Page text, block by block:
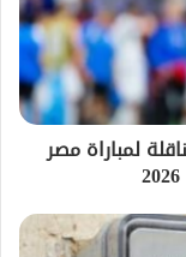
لمباراة مصر